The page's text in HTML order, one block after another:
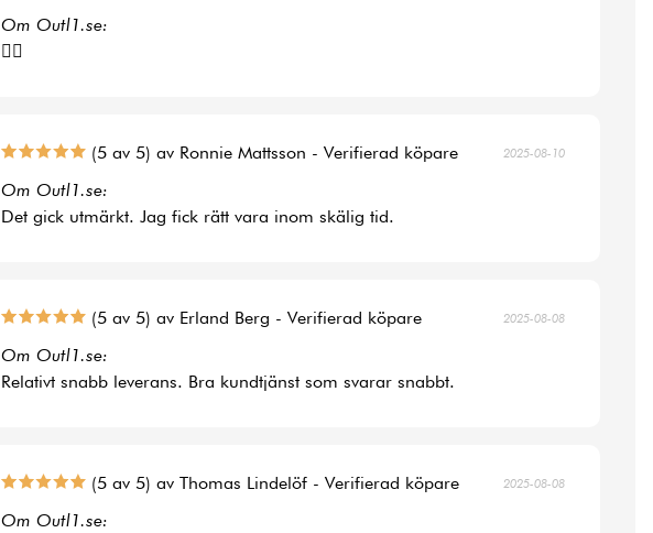
Om Outl1.se:
👍🏻
(5 av 5) av Ronnie Mattsson - Verifierad köpare 2025-08-10
Om Outl1.se:
Det gick utmärkt. Jag fick rätt vara inom skälig tid.
(5 av 5) av Erland Berg - Verifierad köpare 2025-08-08
Om Outl1.se:
Relativt snabb leverans. Bra kundtjänst som svarar snabbt.
(5 av 5) av Thomas Lindelöf - Verifierad köpare 2025-08-08
Om Outl1.se: